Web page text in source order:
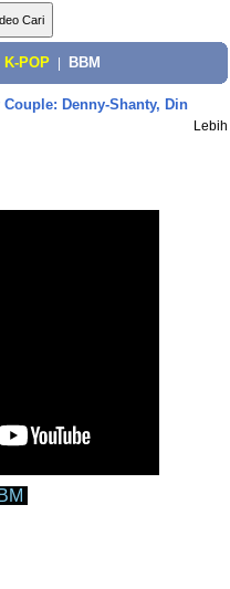
K-POP BBM
Denny-Shanty, Din
Lebih